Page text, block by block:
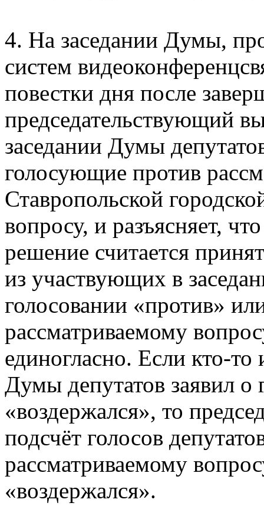
4. На заседании Думы,
систем
повестки дня после
председательствующий
заседании Думы
голосующие против
Ставропольской
вопросу, и разъясняет,
решение считается
из участвующих в
голосовании «против»
рассматриваемому
единогласно. Если кто-
Думы депутатов заявил о
«воздержался», то
подсчёт голосов
рассматриваемому
«воздержался».